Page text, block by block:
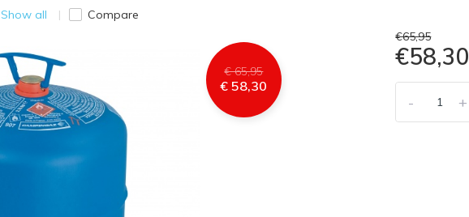
Show all Compare
€ 65,95
€ 58,30
€65,95
€58,30
+
-